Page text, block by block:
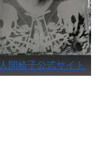
人間椅子公式サイト